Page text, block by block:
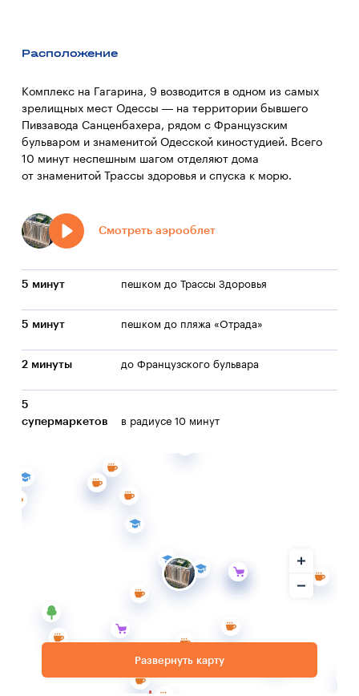
Расположение
Комплекс на Гагарина, 9 возводится в одном из самых
зрелищных мест Одессы — на территории бывшего
Пивзавода Санценбахера, рядом с Французским
бульваром и знаменитой Одесской киностудией. Всего
10 минут неспешным шагом отделяют дома
от знаменитой Трассы здоровья и спуска к морю.
Смотреть аэрооблет
5 минут пешком до Трассы Здоровья
5 минут пешком до пляжа «Отрада»
2 минуты до Французского бульвара
5
супермаркетов
в радиусе 10 минут
Развернуть карту